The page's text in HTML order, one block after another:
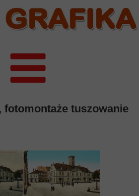
fotomontaże tuszowanie